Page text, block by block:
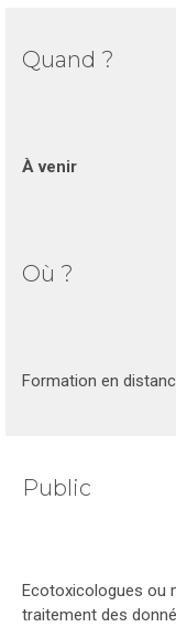
Quand ?
À venir
Où ?
Formation en
Public
Ecotoxicologues ou
traitement des